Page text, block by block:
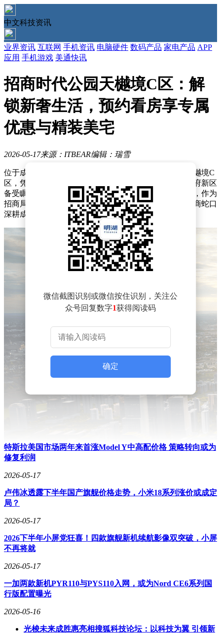
中文科技资讯
业界资讯 互联网 手机资讯 电脑硬件 数码产品 家电产品 APP
应用 手机游戏 美通快讯
招商时代公园天樾境C区：解
锁新奢生活，预约看房享专属
优惠与精装美宅
2026-05-17来源：ITBEAR编辑：瑞雪
位于成都市双流区厦门路西段1998号的招商时代公园天樾境C
区，凭借其优越的地理位置和独特的规划设计，成为天府新区
备受瞩目的高端住宅项目。该项目由招商蛇口倾力打造，作为
招商局集团旗下城市综合开发运营板块的旗舰企业，招商蛇口
深耕成都13年，始终与城市发展同频共振。
略任务。招商时代公园天樾境C区坐落于天府总部商务区核心
区域，这里以公园城市为设计理念，规划面积达28.6平方公
微信截图识别或微信按住识别，关注公
众号回复数字1获得阅读码
确定
特斯拉美国市场两年来首涨Model Y中高配价格 策略转向或为
修复利润
2026-05-17
卢伟冰透露下半年国产旗舰价格走势，小米18系列涨价或成定
局？
2026-05-17
2026下半年小屏党狂喜！四款旗舰新机续航影像双突破，小屏
不再将就
2026-05-17
一加两款新机PYR110与PYS110入网，或为Nord CE6系列国
行版配置曝光
2026-05-16
光梭未来成胜惠亮相搜狐科技论坛：以科技为翼 引领新